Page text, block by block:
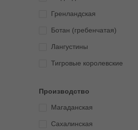
Гренландская
Ботан (гребенчатая)
Лангустины
Тигровые королевские
Производство
Магаданская
Сахалинская